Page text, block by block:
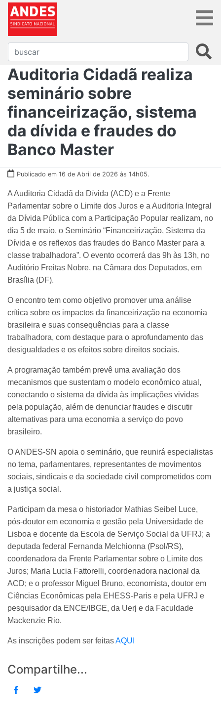
Auditoria Cidadã realiza
seminário sobre
financeirização, sistema
da dívida e fraudes do
Banco Master
Publicado em 16 de Abril de 2026 às 14h05.
A Auditoria Cidadã da Dívida (ACD) e a Frente
Parlamentar sobre o Limite dos Juros e a Auditoria Integral
da Dívida Pública com a Participação Popular realizam, no
dia 5 de maio, o Seminário “Financeirização, Sistema da
Dívida e os reflexos das fraudes do Banco Master para a
classe trabalhadora”. O evento ocorrerá das 9h às 13h, no
Auditório Freitas Nobre, na Câmara dos Deputados, em
Brasília (DF).
O encontro tem como objetivo promover uma análise
crítica sobre os impactos da financeirização na economia
brasileira e suas consequências para a classe
trabalhadora, com destaque para o aprofundamento das
desigualdades e os efeitos sobre direitos sociais.
A programação também prevê uma avaliação dos
mecanismos que sustentam o modelo econômico atual,
conectando o sistema da dívida às implicações vividas
pela população, além de denunciar fraudes e discutir
alternativas para uma economia a serviço do povo
brasileiro.
O ANDES-SN apoia o seminário, que reunirá especialistas
no tema, parlamentares, representantes de movimentos
sociais, sindicais e da sociedade civil comprometidos com
a justiça social.
Participam da mesa o historiador Mathias Seibel Luce,
pós-doutor em economia e gestão pela Universidade de
Lisboa e docente da Escola de Serviço Social da UFRJ; a
deputada federal Fernanda Melchionna (Psol/RS),
coordenadora da Frente Parlamentar sobre o Limite dos
Juros; Maria Lucia Fattorelli, coordenadora nacional da
ACD; e o professor Miguel Bruno, economista, doutor em
Ciências Econômicas pela EHESS-Paris e pela UFRJ e
pesquisador da ENCE/IBGE, da Uerj e da Faculdade
Mackenzie Rio.
As inscrições podem ser feitasAQUI
Compartilhe...